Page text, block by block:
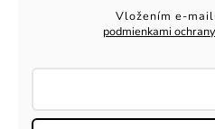
Vložením e-
podmienkami